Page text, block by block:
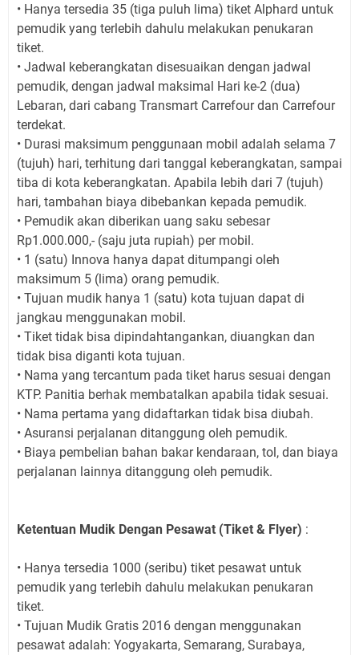
• Hanya tersedia 35 (tiga puluh lima) tiket Alphard untuk
pemudik yang terlebih dahulu melakukan penukaran
tiket.
• Jadwal keberangkatan disesuaikan dengan jadwal
pemudik, dengan jadwal maksimal Hari ke-2 (dua)
Lebaran, dari cabang Transmart Carrefour dan Carrefour
terdekat.
• Durasi maksimum penggunaan mobil adalah selama 7
(tujuh) hari, terhitung dari tanggal keberangkatan, sampai
tiba di kota keberangkatan. Apabila lebih dari 7 (tujuh)
hari, tambahan biaya dibebankan kepada pemudik.
• Pemudik akan diberikan uang saku sebesar
Rp1.000.000,- (saju juta rupiah) per mobil.
• 1 (satu) Innova hanya dapat ditumpangi oleh
maksimum 5 (lima) orang pemudik.
• Tujuan mudik hanya 1 (satu) kota tujuan dapat di
jangkau menggunakan mobil.
• Tiket tidak bisa dipindahtangankan, diuangkan dan
tidak bisa diganti kota tujuan.
• Nama yang tercantum pada tiket harus sesuai dengan
KTP. Panitia berhak membatalkan apabila tidak sesuai.
• Nama pertama yang didaftarkan tidak bisa diubah.
• Asuransi perjalanan ditanggung oleh pemudik.
• Biaya pembelian bahan bakar kendaraan, tol, dan biaya
perjalanan lainnya ditanggung oleh pemudik.
Ketentuan Mudik Dengan Pesawat (Tiket & Flyer) :
• Hanya tersedia 1000 (seribu) tiket pesawat untuk
pemudik yang terlebih dahulu melakukan penukaran
tiket.
• Tujuan Mudik Gratis 2016 dengan menggunakan
pesawat adalah: Yogyakarta, Semarang, Surabaya,